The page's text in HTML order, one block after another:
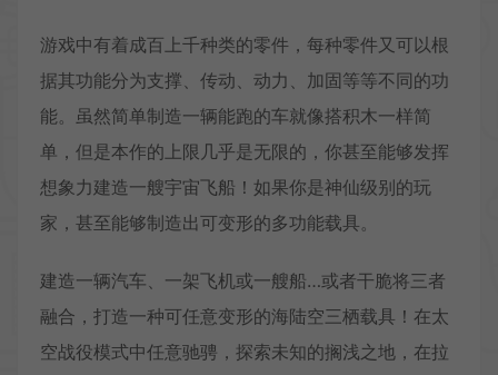
游戏中有着成百上千种类的零件，每种零件又可以根
据其功能分为支撑、传动、动力、加固等等不同的功
能。虽然简单制造一辆能跑的车就像搭积木一样简
单，但是本作的上限几乎是无限的，你甚至能够发挥
想象力建造一艘宇宙飞船！如果你是神仙级别的玩
家，甚至能够制造出可变形的多功能载具。
建造一辆汽车、一架飞机或一艘船…或者干脆将三者
融合，打造一种可任意变形的海陆空三栖载具！在太
空战役模式中任意驰骋，探索未知的搁浅之地，在拉